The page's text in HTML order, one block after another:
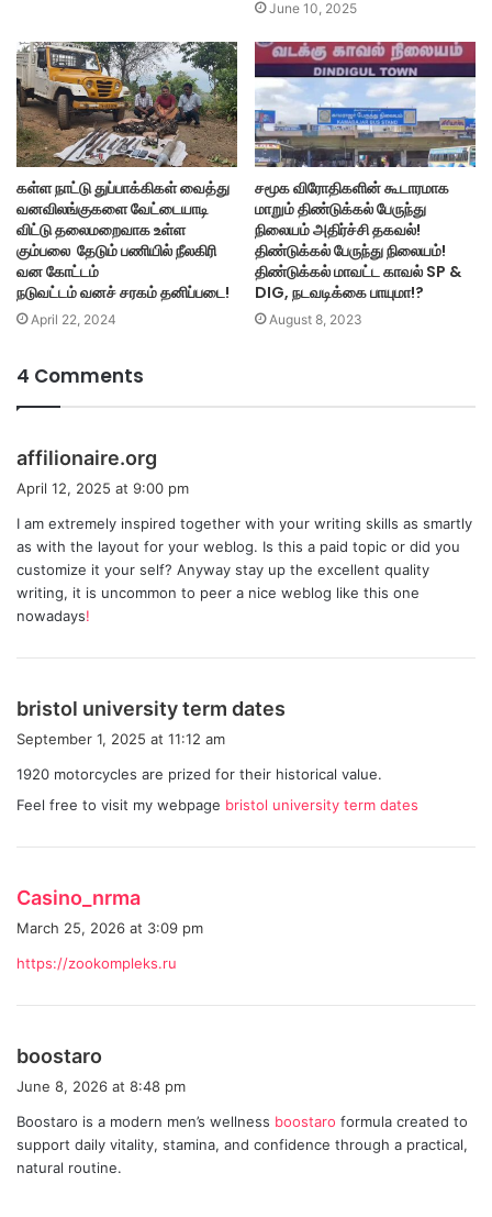
June 10, 2025
கள்ள நாட்டு துப்பாக்கிகள் வைத்து
வனவிலங்குகளை வேட்டையாடி
விட்டு தலைமறைவாக உள்ள
கும்பலை தேடும் பணியில் நீலகிரி
வன கோட்டம்
நடுவட்டம் வனச் சரகம் தனிப்படை!
April 22, 2024
சமூக விரோதிகளின் கூடாரமாக
மாறும் திண்டுக்கல் பேருந்து
நிலையம் அதிர்ச்சி தகவல்!
திண்டுக்கல் பேருந்து நிலையம்!
திண்டுக்கல் மாவட்ட காவல் SP &
DIG, நடவடிக்கை பாயுமா!?
August 8, 2023
4 Comments
affilionaire.org
s
:
April 12, 2025 at 9:00 pm
I am extremely inspired together with your writing skills as smartly
as with the layout for your weblog. Is this a paid topic or did you
customize it your self? Anyway stay up the excellent quality
writing, it is uncommon to peer a nice weblog like this one
nowadays!
bristol university term dates
s
:
September 1, 2025 at 11:12 am
1920 motorcycles are prized for their historical value.
Feel free to visit my webpage bristol university term dates
Casino_nrma
s
March 25, 2026 at 3:09 pm
https://zookompleks.ru
boostaro
s
:
June 8, 2026 at 8:48 pm
Boostaro is a modern men’s wellness boostaro formula created to
support daily vitality, stamina, and confidence through a practical,
natural routine.